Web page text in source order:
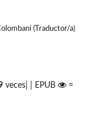
(Traductor/a)
veces| | EPUB
=